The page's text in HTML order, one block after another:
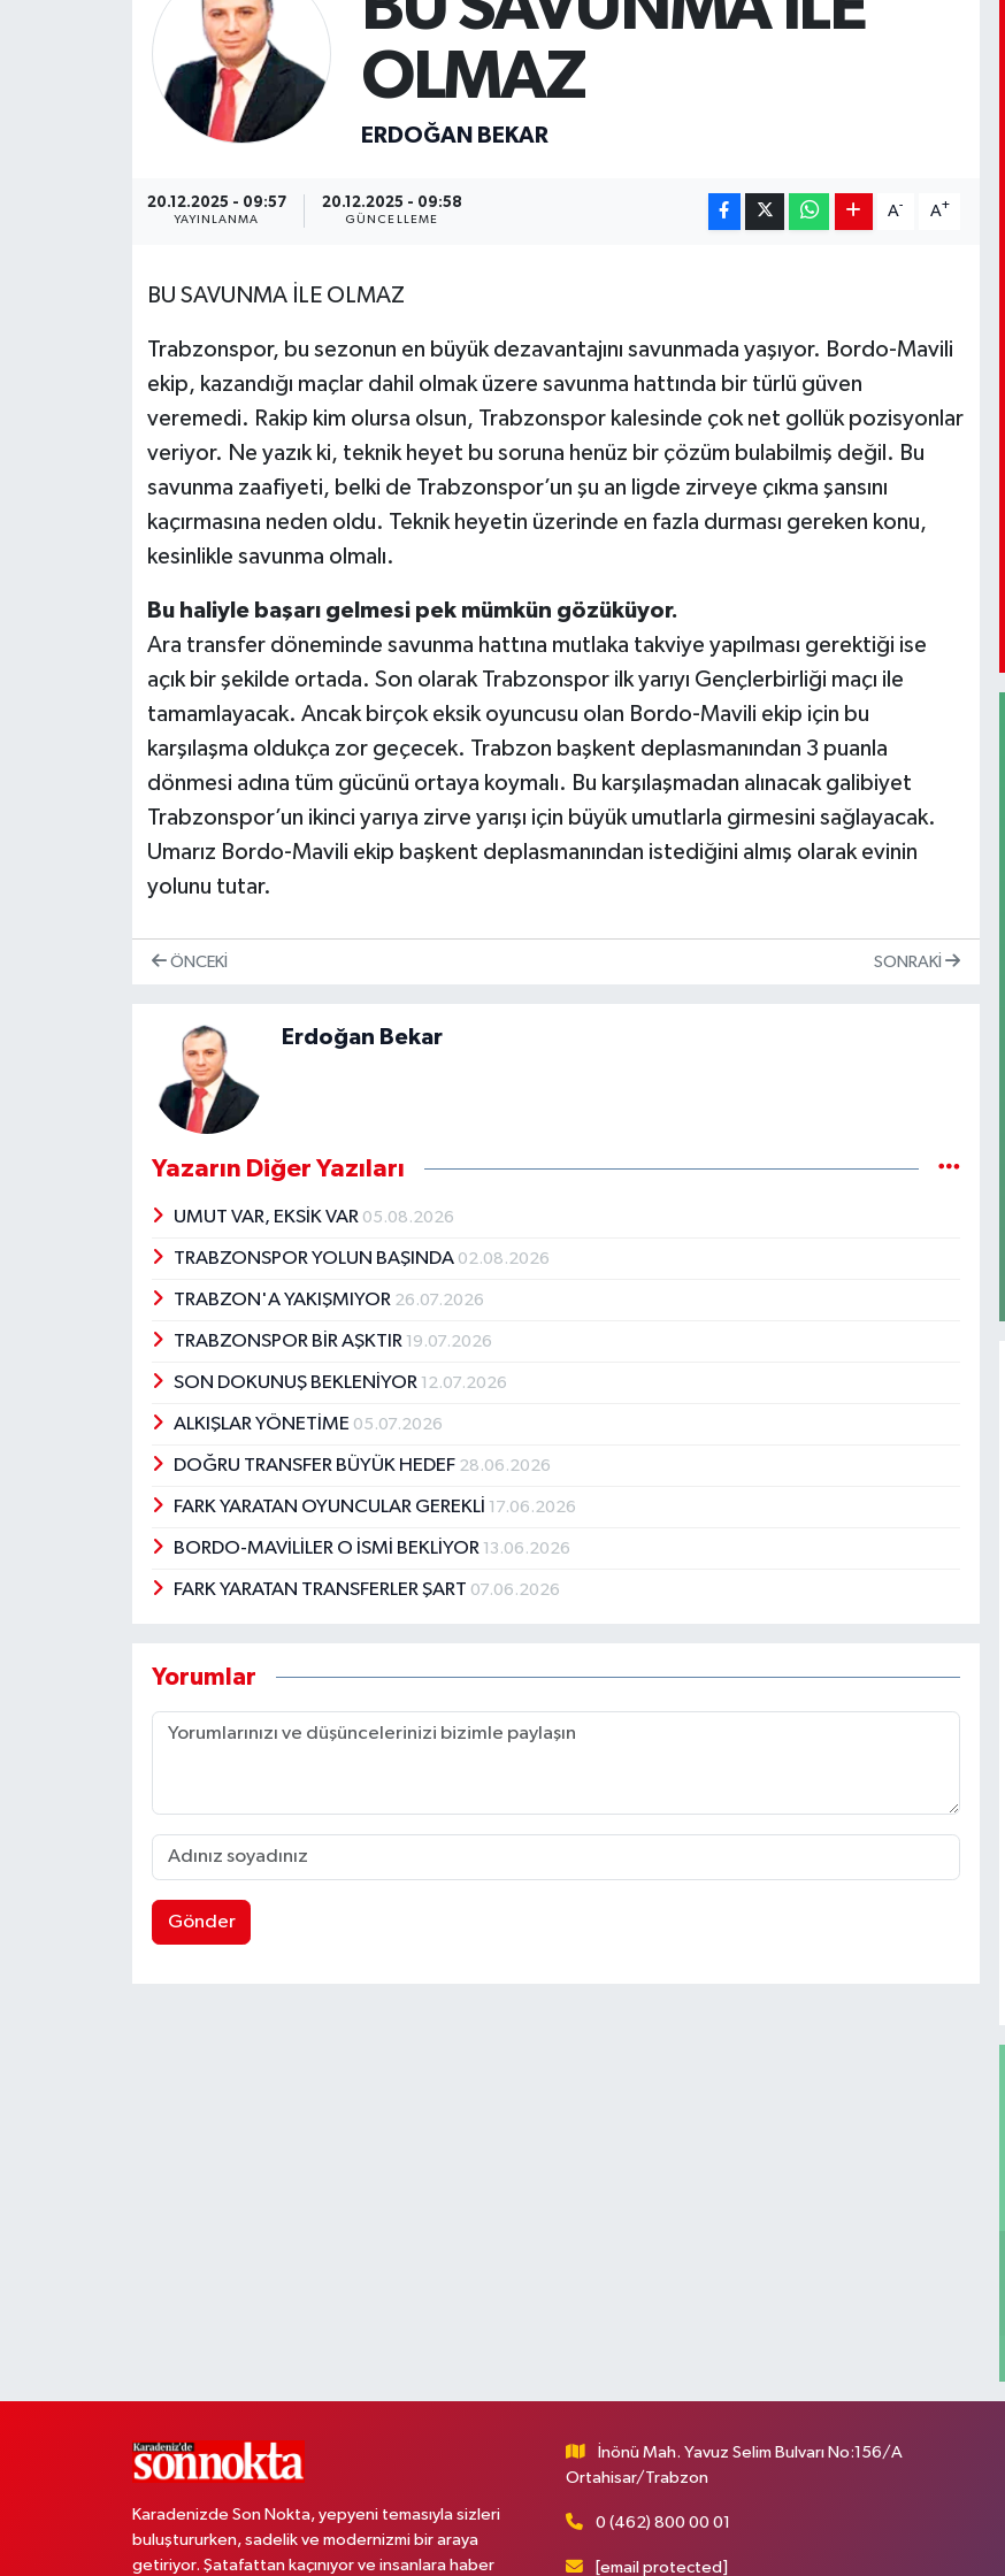
OLMAZ
ERDOĞAN BEKAR
20.12.2025 - 09:57
YAYINLANMA
20.12.2025 - 09:58
GÜNCELLEME
A- A+
BU SAVUNMA İLE OLMAZ
Trabzonspor, bu sezonun en büyük dezavantajını savunmada yaşıyor. Bordo-Mavili
ekip, kazandığı maçlar dahil olmak üzere savunma hattında bir türlü güven
veremedi. Rakip kim olursa olsun, Trabzonspor kalesinde çok net gollük pozisyonlar
veriyor. Ne yazık ki, teknik heyet bu soruna henüz bir çözüm bulabilmiş değil. Bu
savunma zaafiyeti, belki de Trabzonspor’un şu an ligde zirveye çıkma şansını
kaçırmasına neden oldu. Teknik heyetin üzerinde en fazla durması gereken konu,
kesinlikle savunma olmalı.
Bu haliyle başarı gelmesi pek mümkün gözüküyor.
Ara transfer döneminde savunma hattına mutlaka takviye yapılması gerektiği ise
açık bir şekilde ortada. Son olarak Trabzonspor ilk yarıyı Gençlerbirliği maçı ile
tamamlayacak. Ancak birçok eksik oyuncusu olan Bordo-Mavili ekip için bu
karşılaşma oldukça zor geçecek. Trabzon başkent deplasmanından 3 puanla
dönmesi adına tüm gücünü ortaya koymalı. Bu karşılaşmadan alınacak galibiyet
Trabzonspor’un ikinci yarıya zirve yarışı için büyük umutlarla girmesini sağlayacak.
Umarız Bordo-Mavili ekip başkent deplasmanından istediğini almış olarak evinin
yolunu tutar.
ÖNCEKI SONRAKI
Erdoğan Bekar
Yazarın Diğer Yazıları
UMUT VAR, EKSİK VAR 05.08.2026
TRABZONSPOR YOLUN BAŞINDA 02.08.2026
TRABZON'A YAKIŞMIYOR 26.07.2026
TRABZONSPOR BİR AŞKTIR 19.07.2026
SON DOKUNUŞ BEKLENİYOR 12.07.2026
ALKIŞLAR YÖNETİME 05.07.2026
DOĞRU TRANSFER BÜYÜK HEDEF 28.06.2026
FARK YARATAN OYUNCULAR GEREKLİ 17.06.2026
BORDO-MAVİLİLER O İSMİ BEKLİYOR 13.06.2026
FARK YARATAN TRANSFERLER ŞART 07.06.2026
Yorumlar
Gönder
Karadenizde Son Nokta, yepyeni temasıyla sizleri
buluştururken, sadelik ve modernizmi bir araya
getiriyor. Şatafattan kaçınıyor ve insanlara haber
İnönü Mah. Yavuz Selim Bulvarı No:156/A
Ortahisar/Trabzon
0 (462) 800 00 01
[email protected]
TRABZONSPOR